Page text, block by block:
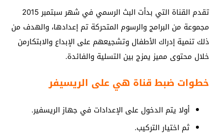
تقدم القناة التي بدأت البث الرسمي في شهر سبتمبر 2015
مجموعة من البرامج والرسوم المتحركة تم إعدادها، والهدف من
ذلك تنمية إدراك الأطفال وتشجيعهم على الإبداع والابتكارمن
خلال محتوى مميز يمزج بين التسلية والفائدة.
خطوات ضبط قناة هي على الريسيفر
أولا يتم الدخول على الإعدادات في جهاز الريسفير.
ثم اختيار التركيب.